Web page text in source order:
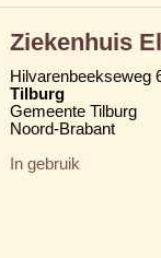
Ziekenhuis
Hilvarenbeekseweg
Tilburg
Gemeente Tilburg
Noord-Brabant
In gebruik